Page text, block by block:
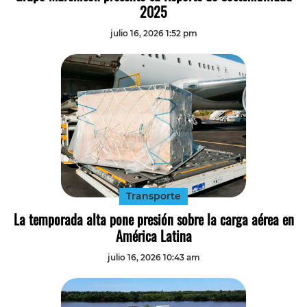
2025
julio 16, 2026 1:52 pm
Transporte
La temporada alta pone presión sobre la carga aérea en
América Latina
julio 16, 2026 10:43 am